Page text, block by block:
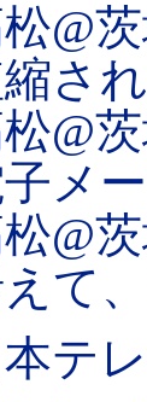
@
さ
@
メ
@
て
本テ